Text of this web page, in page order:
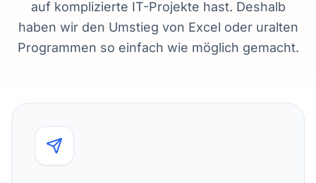
auf komplizierte IT-Projekte hast. Deshalb
haben wir den Umstieg von Excel oder uralten
Programmen so einfach wie möglich gemacht.